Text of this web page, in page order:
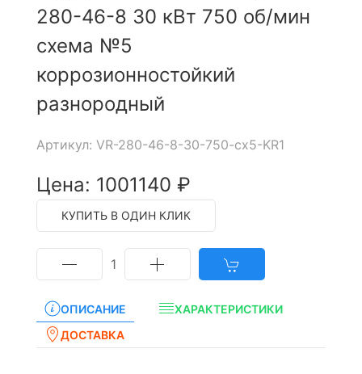
280-46-8 30 кВт 750 об/мин
схема №5
коррозионностойкий
разнородный
Артикул: VR-280-46-8-30-750-cx5-KR1
Цена: 1001140 ₽
КУПИТЬ В ОДИН КЛИК
1
ОПИСАНИЕ
ХАРАКТЕРИСТИКИ
ДОСТАВКА